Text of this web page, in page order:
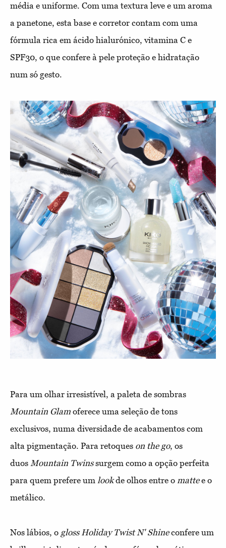
média e uniforme. Com uma textura leve e um aroma
a panetone, esta base e corretor contam com uma
fórmula rica em ácido hialurónico, vitamina C e
SPF30, o que confere à pele proteção e hidratação
num só gesto.
Para um olhar irresistível, a paleta de sombras
Mountain Glam oferece uma seleção de tons
exclusivos, numa diversidade de acabamentos com
alta pigmentação. Para retoques on the go, os
duos Mountain Twinssurgem como a opção perfeita
para quem prefere um lookde olhos entre o mattee o
metálico.
Nos lábios, o gloss Holiday Twist N' Shineconfere um